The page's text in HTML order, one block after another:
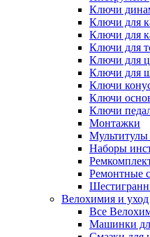
Ключи
Ключи для
Ключи для
Ключи для
Ключи для
Ключи для
Ключи
Ключи
Ключи
Монтажки
Мультитулы
Наборы
Ремонтные
Велохимия и уход
Все
Машинки